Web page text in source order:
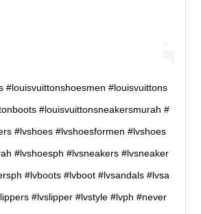
#louisvuittonshoesmen #louisvuittons
#louisvuittonsneakersmurah #
#lvshoes #lvshoesformen #lvshoes
#lvshoesph #lvsneakers #lvsneaker
#lvboots #lvboot #lvsandals #lvsa
#lvslipper #lvstyle #lvph #never